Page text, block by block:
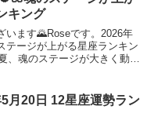
キング
います🌄Roseです。2026年
テージが上がる星座ランキン
、魂のステージが大きく動き
きた人、我慢を重ねてきた
月20日 12星座運勢ラン